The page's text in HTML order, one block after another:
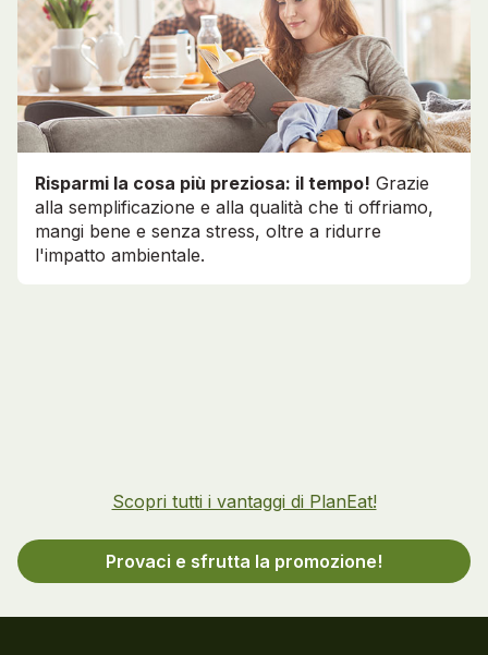
Risparmi la cosa più preziosa: il tempo! Grazie
alla semplificazione e alla qualità che ti offriamo,
mangi bene e senza stress, oltre a ridurre
l'impatto ambientale.
Scopri tutti i vantaggi di PlanEat!
Provaci e sfrutta la promozione!